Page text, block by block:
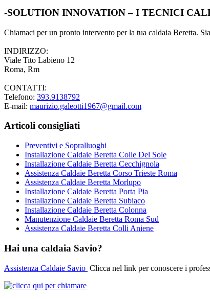
-SOLUTION INNOVATION – I TECNICI
Chiamaci per un pronto intervento per la tua caldaia Beretta.
INDIRIZZO:
Viale Tito Labieno 12
Roma, Rm
CONTATTI:
Telefono: 393.9138792
E-mail: maurizio.galeotti1967@gmail.com
Articoli consigliati
Preventivi e Sopralluoghi
Installazione Caldaie Beretta Colle Del Sole
Installazione Caldaie Beretta Cecchignola
Assistenza Caldaie Beretta Corso Trieste Roma
Assistenza Caldaie Beretta Morlupo
Installazione Caldaie Beretta Porta Pia
Installazione Caldaie Beretta Subiaco
Installazione Caldaie Beretta Colonna
Manutenzione Caldaie Beretta Roma Sud
Assistenza Caldaie Beretta Colli Aniene
Hai una caldaia Savio?
Assistenza Caldaie Savio Clicca nel link per conoscere i